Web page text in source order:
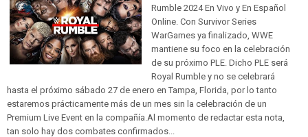
Rumble 2024 En Vivo y En Español
Online. Con Survivor Series
WarGames ya finalizado, WWE
mantiene su foco en la celebración
de su próximo PLE. Dicho PLE será
Royal Rumble y no se celebrará
hasta el próximo sábado 27 de enero en Tampa, Florida, por lo tanto
estaremos prácticamente más de un mes sin la celebración de un
Premium Live Event en la compañía.Al momento de redactar esta nota,
tan solo hay dos combates confirmados...